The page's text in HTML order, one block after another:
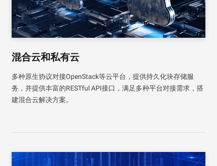
混合云和私有云
多种原生协议对接OpenStack等云平台，提供持久化块存储服
务，并提供丰富的RESTful API接口，满足多种平台对接需求，搭
建混合云解决方案。